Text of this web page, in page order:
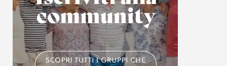
raccolto dal tuo utilizzo dei loro servizi.